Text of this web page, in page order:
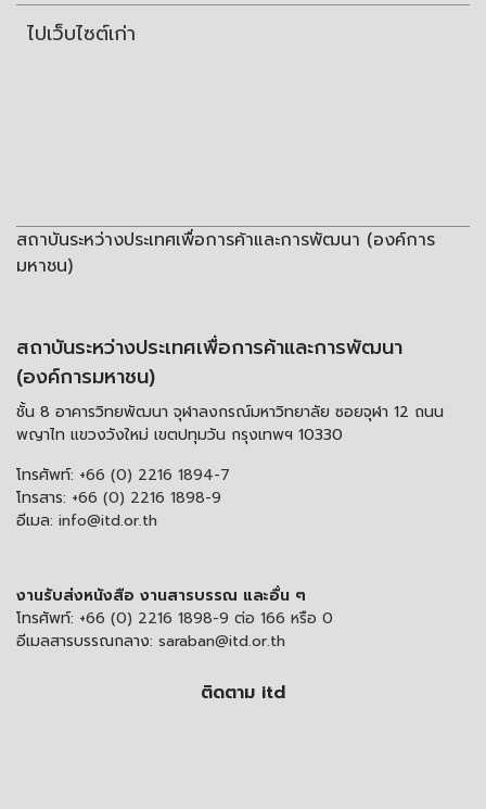
ไปเว็บไซต์เก่า
สถาบันระหว่างประเทศเพื่อการค้าและการพัฒนา (องค์การ
มหาชน)
สถาบันระหว่างประเทศเพื่อการค้าและการพัฒนา
(องค์การมหาชน)
ชั้น 8 อาคารวิทยพัฒนา จุฬาลงกรณ์มหาวิทยาลัย ซอยจุฬา 12 ถนน
พญาไท แขวงวังใหม่ เขตปทุมวัน กรุงเทพฯ 10330
โทรศัพท์: +66 (0) 2216 1894-7
โทรสาร: +66 (0) 2216 1898-9
อีเมล: info@itd.or.th
งานรับส่งหนังสือ งานสารบรรณ และอื่น ๆ
โทรศัพท์: +66 (0) 2216 1898-9 ต่อ 166 หรือ 0
อีเมลสารบรรณกลาง: saraban@itd.or.th
ติดตาม itd